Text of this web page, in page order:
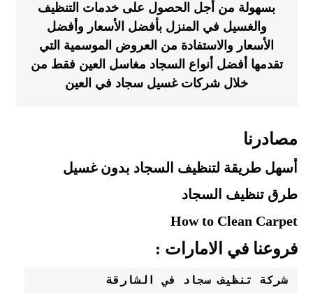
بسهولة من أجل الحصول على خدمات التنظيف
والغسيل في المنزل بأفضل الأسعار وأفضل
الأسعار والاستفادة من العروض الموسمية التي
تقدمها أفضل أنواع السجاد مغاسل العين فقط من
خلال شركات غسيل سجاد في العين
مصادرنا
أسهل طريقة لتنظيف السجاد بدون غسيل
طرق تنظيف السجاد
How to Clean Carpet
فروعنا في الامارات :
شركة تنظيف سجاد في الشارقة